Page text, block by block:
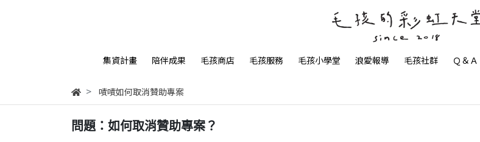
集資計畫 陪伴成果 毛孩商店 毛孩服務 毛孩小學堂 浪愛報導 毛孩社群 Ｑ＆Ａ
嘖嘖如何取消贊助專案
問題：如何取消贊助專案？